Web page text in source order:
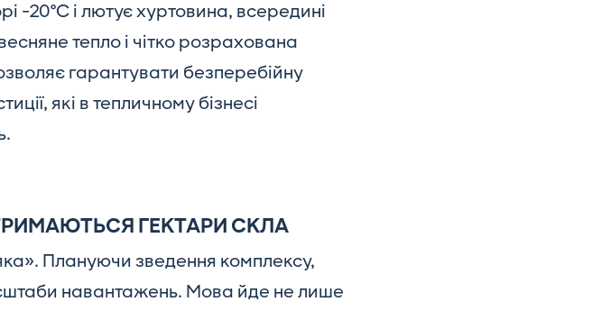
-20°C і лютує хуртовина, всередині
тепло і чітко розрахована
гарантувати безперебійну
які в тепличному бізнесі
ГЕКТАРИ СКЛА
Плануючи зведення комплексу,
навантажень. Мова йде не лише